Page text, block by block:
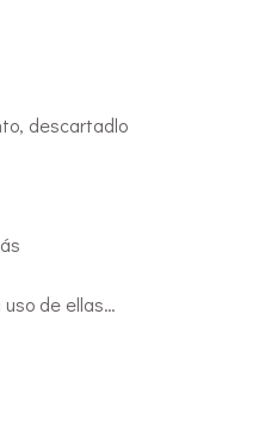
descartadlo
uso de ellas…